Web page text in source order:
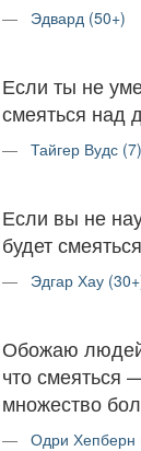
Эдвард (50+)
Если ты не
смеяться над
Тайгер Вудс (7)
Если вы не
будет
Эдгар Хау
Обожаю
что смеяться
множество
Одри Хепберн